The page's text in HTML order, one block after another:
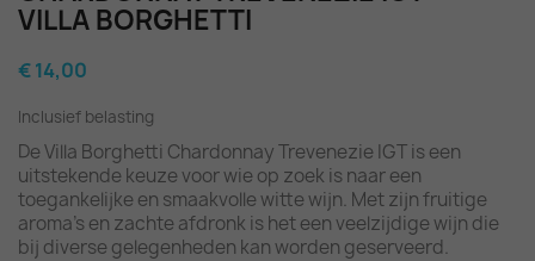
VILLA BORGHETTI
€ 14,00
Inclusief belasting
De Villa Borghetti Chardonnay Trevenezie IGT is een
uitstekende keuze voor wie op zoek is naar een
toegankelijke en smaakvolle witte wijn. Met zijn fruitige
aroma's en zachte afdronk is het een veelzijdige wijn die
bij diverse gelegenheden kan worden geserveerd.